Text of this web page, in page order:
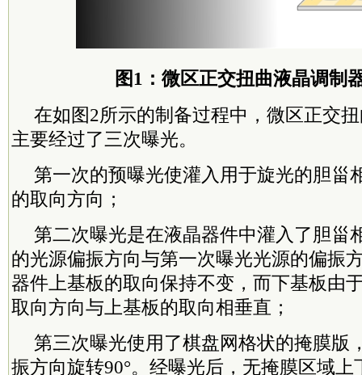
图1：微区正交扭曲液晶调制
在如图2所示的制备过程中，微区正交
主要经过了三次曝光。
第一次的预曝光使灌入用于旋光的胆甾
的取向方向；
第二次曝光是在液晶器件中灌入了胆甾
的光源偏振方向与第一次曝光光源的偏振
器件上基板的取向保持不变，而下基板由
取向方向与上基板的取向相垂直；
第三次曝光使用了棋盘网格状的掩膜版
振方向旋转90°。经曝光后，无掩膜区域